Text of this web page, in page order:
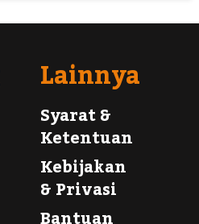
Lainnya
Syarat &
Ketentuan
Kebijakan
& Privasi